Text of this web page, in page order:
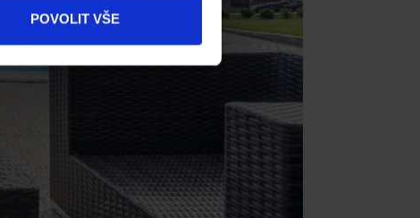
POVOLIT VŠE